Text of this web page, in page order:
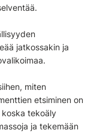
jatkossakin ja
miten
etsiminen on
koska tekoäly
ja tekemään